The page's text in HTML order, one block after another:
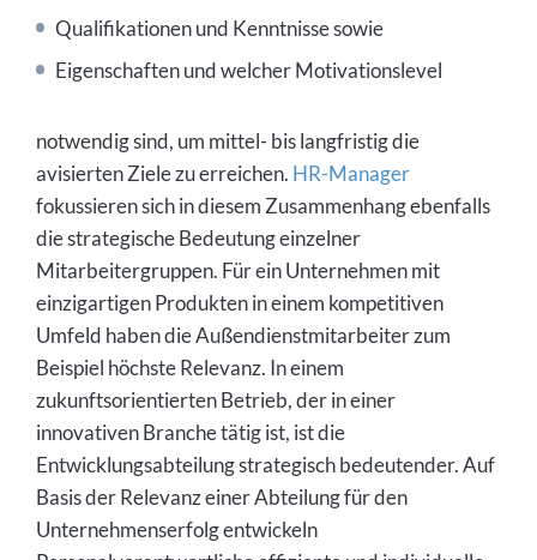
Qualifikationen und Kenntnisse sowie
Eigenschaften und welcher Motivationslevel
notwendig sind, um mittel- bis langfristig die
avisierten Ziele zu erreichen. HR-Manager
fokussieren sich in diesem Zusammenhang ebenfalls
die strategische Bedeutung einzelner
Mitarbeitergruppen. Für ein Unternehmen mit
einzigartigen Produkten in einem kompetitiven
Umfeld haben die Außendienstmitarbeiter zum
Beispiel höchste Relevanz. In einem
zukunftsorientierten Betrieb, der in einer
innovativen Branche tätig ist, ist die
Entwicklungsabteilung strategisch bedeutender. Auf
Basis der Relevanz einer Abteilung für den
Unternehmenserfolg entwickeln